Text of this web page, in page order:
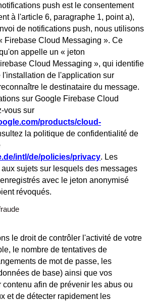
push est le consentement
à l'article 6, paragraphe 1, point a),
de notifications push, nous utilisons
Firebase Cloud Messaging ». Ce
appelle un « jeton
Cloud Messaging », qui identifie
l'installation de l'application sur
le destinataire du message.
sur Google Firebase Cloud
vous sur
products/cloud-
la politique de confidentialité de
intl/de/policies/privacy. Les
sujets sur lesquels des messages
avec le jeton anonymisé
révoqués.
le droit de contrôler l'activité de votre
le nombre de tentatives de
de mot de passe, les
de base) ainsi que vos
contenu afin de prévenir les abus ou
et de détecter rapidement les